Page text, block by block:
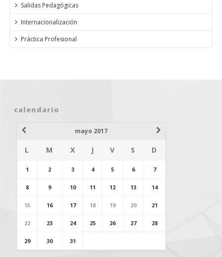
Salidas Pedagógicas
Internacionalización
Práctica Profesional
calendario
mayo 2017
L M X J V S D
1 2 3 4 5 6 7
8 9 10 11 12 13 14
15 16 17 18 19 20 21
22 23 24 25 26 27 28
29 30 31